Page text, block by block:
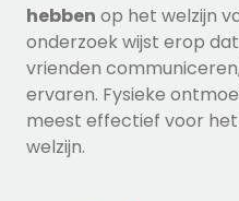
hebben op het welzijn
onderzoek wijst erop
vrienden
ervaren. Fysieke
meest effectief voor
welzijn.